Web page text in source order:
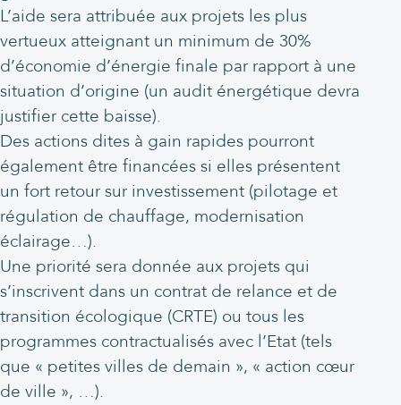
L’aide sera attribuée aux projets les plus
vertueux atteignant un minimum de 30%
d’économie d’énergie finale par rapport à une
situation d’origine (un audit énergétique devra
justifier cette baisse).
Des actions dites à gain rapides pourront
également être financées si elles présentent
un fort retour sur investissement (pilotage et
régulation de chauffage, modernisation
éclairage…).
Une priorité sera donnée aux projets qui
s’inscrivent dans un contrat de relance et de
transition écologique (CRTE) ou tous les
programmes contractualisés avec l’Etat (tels
que « petites villes de demain », « action cœur
de ville », …).